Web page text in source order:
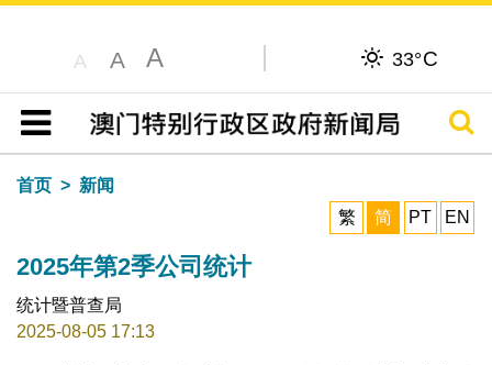
A A A 33°C
目录
搜寻
首页
新闻
繁
简 PT EN
2025年第2季公司统计
统计暨普查局
2025-08-05 17:13